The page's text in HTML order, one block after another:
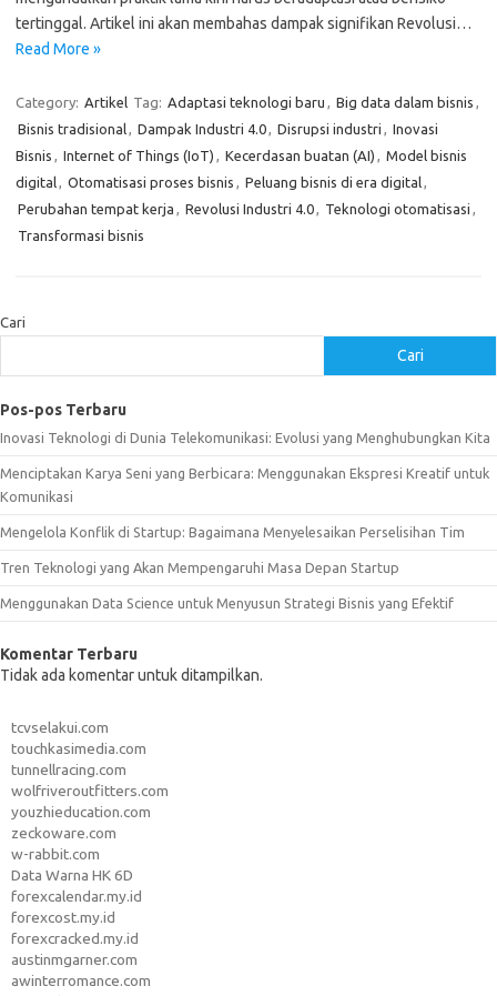
tertinggal. Artikel ini akan membahas dampak signifikan Revolusi…
Read More »
Category: Artikel Tag: Adaptasi teknologi baru , Big data dalam bisnis ,
Bisnis tradisional, Dampak Industri 4.0, Disrupsi industri , Inovasi
Bisnis , Internet of Things (IoT) , Kecerdasan buatan (AI) , Model bisnis
digital, Otomatisasi proses bisnis , Peluang bisnis di era digital,
Perubahan tempat kerja , Revolusi Industri 4.0, Teknologi otomatisasi ,
Transformasi bisnis
Cari
Cari
Pos-pos Terbaru
Inovasi Teknologi di Dunia Telekomunikasi: Evolusi yang Menghubungkan Kita
Menciptakan Karya Seni yang Berbicara: Menggunakan Ekspresi Kreatif untuk
Komunikasi
Mengelola Konflik di Startup: Bagaimana Menyelesaikan Perselisihan Tim
Tren Teknologi yang Akan Mempengaruhi Masa Depan Startup
Menggunakan Data Science untuk Menyusun Strategi Bisnis yang Efektif
Komentar Terbaru
Tidak ada komentar untuk ditampilkan.
tcvselakui.com
touchkasimedia.com
tunnellracing.com
wolfriveroutfitters.com
youzhieducation.com
zeckoware.com
w-rabbit.com
Data Warna HK 6D
forexcalendar.my.id
forexcost.my.id
forexcracked.my.id
austinmgarner.com
awinterromance.com